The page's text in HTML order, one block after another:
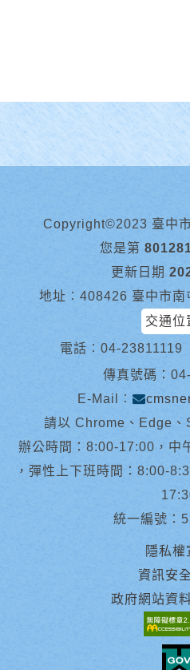
Copyright©2023 臺中
您是第
更新日期
地址︰408426 臺中市
交通位
電話︰ 04-23811119
傳真號碼：
E-Mail︰
請以 Chrome、Edge
辦公時間：8:00-17:00，中
，彈性上下班時間：8:00-
統一編號：
隱私權
資訊安
政府網站資